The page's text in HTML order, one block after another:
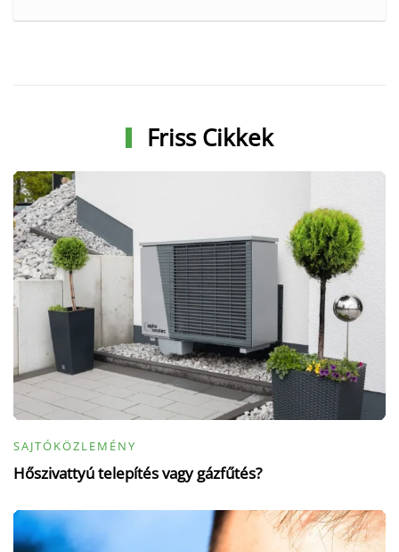
Friss Cikkek
SAJTÓKÖZLEMÉNY
Hőszivattyú telepítés vagy gázfűtés?